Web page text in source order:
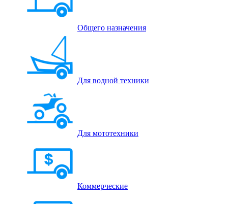
Общего назначения
Для водной техники
Для мототехники
Коммерческие